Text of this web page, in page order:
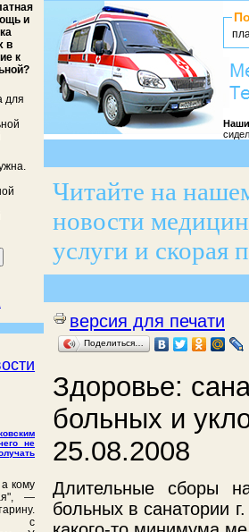
и
в
к
для
не
кому
―
с
Наши
Читайте на
новости
услуги и скорая
версия для печати
Поделиться…
Здоровье:
больных и
25.08.2008
Длительные сборы
больных в санатории